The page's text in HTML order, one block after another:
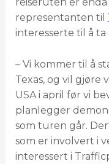
reiseruten er
representanten til
interesserte til å
– Vi kommer til å
Texas, og vil gjøre
USA i april før vi
planlegger
som turen går.
som er involvert i
interessert i